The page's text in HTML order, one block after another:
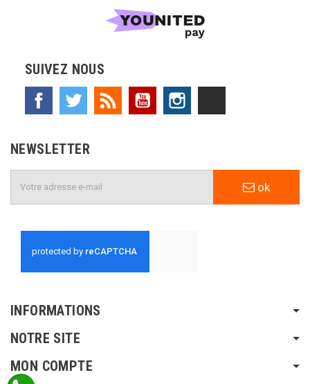
SUIVEZ NOUS
Facebook Twitter Rss YouTube
NEWSLETTER
ok
INFORMATIONS
NOTRE SITE
MON COMPTE